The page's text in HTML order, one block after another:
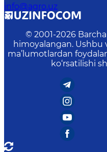
info@agro.uz
© 2001-2026
himoyalangan. Ushbu
ma’lumotlardan
ko‘rsatilishi